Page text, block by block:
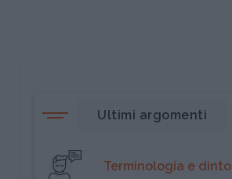
Ultimi argomenti
Terminologia e